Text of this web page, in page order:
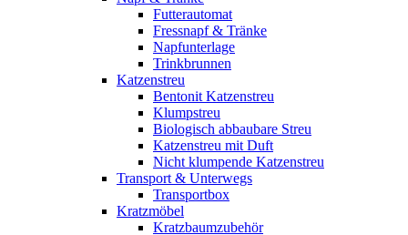
Futterautomat
Fressnapf & Tränke
Napfunterlage
Trinkbrunnen
Katzenstreu
Bentonit Katzenstreu
Klumpstreu
Biologisch abbaubare Streu
Katzenstreu mit Duft
Nicht klumpende Katzenstreu
Transport & Unterwegs
Transportbox
Kratzmöbel
Kratzbaumzubehör